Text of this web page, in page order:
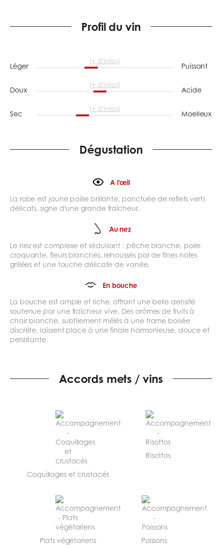
Profil du vin
Léger
(+ d'infos)
Puissant
Doux
(+ d'infos)
Acide
Sec
(+ d'infos)
Moelleux
Dégustation
A l'œil
La robe est jaune paille brillante, ponctuée de reflets verts
délicats, signe d'une grande fraîcheur.
Au nez
Le nez est complexe et séduisant : pêche blanche, poire
croquante, fleurs blanches, rehaussés par de fines notes
grillées et une touche délicate de vanille.
En bouche
La bouche est ample et riche, offrant une belle densité
soutenue par une fraîcheur vive. Des arômes de fruits à
chair blanche, subtilement mêlés à une trame boisée
discrète, laissent place à une finale harmonieuse, douce et
persistante.
Accords mets / vins
Coquillages et crustacés
Risottos
Plats végétariens Poissons